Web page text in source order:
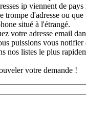
ip viennent de
trompe d'adresse ou
situé à l'étrangé.
votre adresse email
puissions vous notifier
nos listes le plus
votre demande !